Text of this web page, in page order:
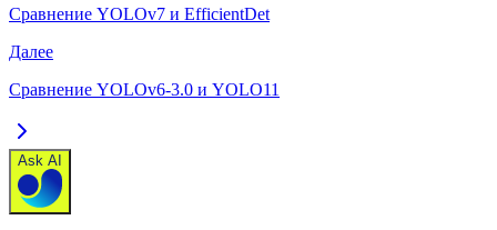
Сравнение YOLOv7 и EfficientDet
Далее
Сравнение YOLOv6-3.0 и YOLO11
Ask AI